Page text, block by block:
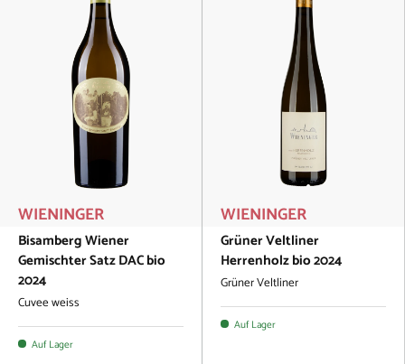
WIENINGER
Bisamberg Wiener
Gemischter Satz DAC bio
2024
Cuvee weiss
Auf Lager
WIENINGER
Grüner Veltliner
Herrenholz bio 2024
Grüner Veltliner
Auf Lager